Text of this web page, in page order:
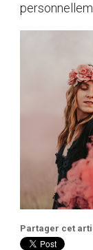
Partager cet